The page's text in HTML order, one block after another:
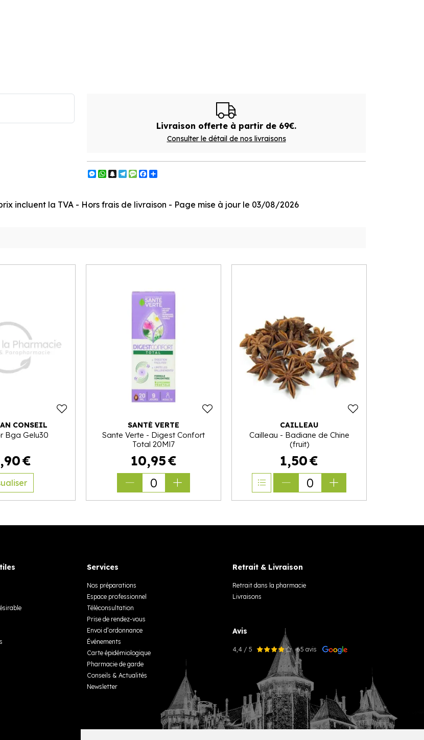
Livraison offerte à partir de 69€.
Consulter le détail de nos livraisons
Messenger
WhatsApp
Snapchat
Telegram
Message
Facebook
incluent la TVA - Hors frais de livraison - Page mise à jour le 03/08/2026
CONSEIL
Bga Gelu30
,90€
SANTÉ VERTE
Sante Verte - Digest Confort
Total 20Ml7
10,95€
0
CAILLEAU
Cailleau - Badiane de Chine
(fruit)
1,50€
0
Services
Nos préparations
Espace professionnel
Téléconsultation
Prise de rendez-vous
Envoi d’ordonnance
Événements
Carte épidémiologique
Pharmacie de garde
Conseils & Actualités
Newsletter
Retrait & Livraison
Retrait dans la pharmacie
Livraisons
Avis
4,4 / 5 65 avis